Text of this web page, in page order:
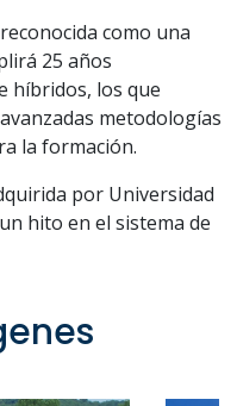
como una
25 años
híbridos, los que
metodologías
la formación.
por Universidad
hito en el sistema de